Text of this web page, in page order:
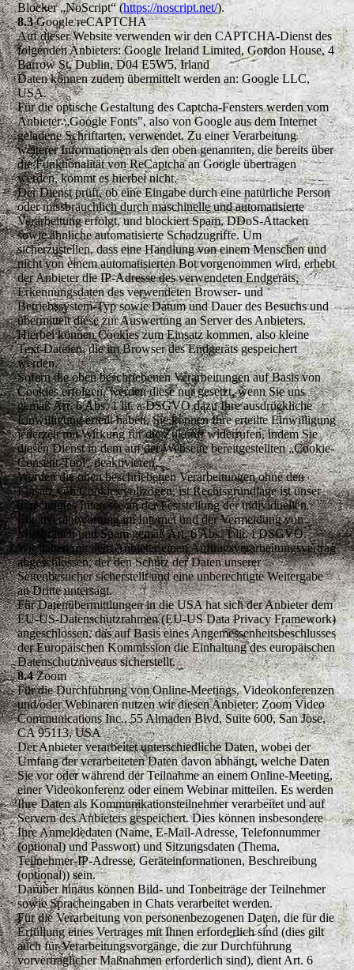
Blocker „NoScript“ (https://noscript.net/).
8.3Google reCAPTCHA
Auf dieser Website verwenden wir den CAPTCHA-Dienst des
folgenden Anbieters: Google Ireland Limited, Gordon House, 4
Barrow St, Dublin, D04 E5W5, Irland
Daten können zudem übermittelt werden an: Google LLC,
USA.
Für die optische Gestaltung des Captcha-Fensters werden vom
Anbieter „Google Fonts", also von Google aus dem Internet
geladene Schriftarten, verwendet. Zu einer Verarbeitung
weiterer Informationen als den oben genannten, die bereits über
die Funktionalität von ReCaptcha an Google übertragen
werden, kommt es hierbei nicht.
Der Dienst prüft, ob eine Eingabe durch eine natürliche Person
oder missbräuchlich durch maschinelle und automatisierte
Verarbeitung erfolgt, und blockiert Spam, DDoS-Attacken
sowie ähnliche automatisierte Schadzugriffe. Um
sicherzustellen, dass eine Handlung von einem Menschen und
nicht von einem automatisierten Bot vorgenommen wird, erhebt
der Anbieter die IP-Adresse des verwendeten Endgeräts,
Erkennungsdaten des verwendeten Browser- und
Betriebssystem-Typ sowie Datum und Dauer des Besuchs und
übermittelt diese zur Auswertung an Server des Anbieters.
Hierbei können Cookies zum Einsatz kommen, also kleine
Text-Dateien, die im Browser des Endgeräts gespeichert
werden.
Sofern die oben beschriebenen Verarbeitungen auf Basis von
Cookies erfolgen, werden diese nur gesetzt, wenn Sie uns
gemäß Art. 6 Abs. 1 lit. a DSGVO dazu Ihre ausdrückliche
Einwilligung erteilt haben. Sie können Ihre erteilte Einwilligung
jederzeit mit Wirkung für die Zukunft widerrufen, indem Sie
diesen Dienst in dem auf der Webseite bereitgestellten „Cookie-
Consent-Tool“ deaktivieren.
Werden die oben beschriebenen Verarbeitungen ohne den
Einsatz von Cookies vollzogen, ist Rechtsgrundlage ist unser
berechtigtes Interesse an der Feststellung der individuellen
Eigenverantwortung im Internet und der Vermeidung von
Missbrauch und Spam gemäß Art. 6 Abs. 1 lit. f DSGVO.
Wir haben mit dem Anbieter einen Auftragsverarbeitungsvertrag
abgeschlossen, der den Schutz der Daten unserer
Seitenbesucher sicherstellt und eine unberechtigte Weitergabe
an Dritte untersagt.
Für Datenübermittlungen in die USA hat sich der Anbieter dem
EU-US-Datenschutzrahmen (EU-US Data Privacy Framework)
angeschlossen, das auf Basis eines Angemessenheitsbeschlusses
der Europäischen Kommission die Einhaltung des europäischen
Datenschutzniveaus sicherstellt.
8.4Zoom
Für die Durchführung von Online-Meetings, Videokonferenzen
und/oder Webinaren nutzen wir diesen Anbieter: Zoom Video
Communications Inc., 55 Almaden Blvd, Suite 600, San Jose,
CA 95113, USA
Der Anbieter verarbeitet unterschiedliche Daten, wobei der
Umfang der verarbeiteten Daten davon abhängt, welche Daten
Sie vor oder während der Teilnahme an einem Online-Meeting,
einer Videokonferenz oder einem Webinar mitteilen. Es werden
Ihre Daten als Kommunikationsteilnehmer verarbeitet und auf
Servern des Anbieters gespeichert. Dies können insbesondere
Ihre Anmeldedaten (Name, E-Mail-Adresse, Telefonnummer
(optional) und Passwort) und Sitzungsdaten (Thema,
Teilnehmer-IP-Adresse, Geräteinformationen, Beschreibung
(optional)) sein.
Darüber hinaus können Bild- und Tonbeiträge der Teilnehmer
sowie Spracheingaben in Chats verarbeitet werden.
Für die Verarbeitung von personenbezogenen Daten, die für die
Erfüllung eines Vertrages mit Ihnen erforderlich sind (dies gilt
auch für Verarbeitungsvorgänge, die zur Durchführung
vorvertraglicher Maßnahmen erforderlich sind), dient Art. 6